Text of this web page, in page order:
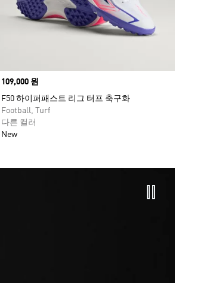
Price
109,000 원
F50 하이퍼패스트 리그 터프 축구화
Football, Turf
다른 컬러
New